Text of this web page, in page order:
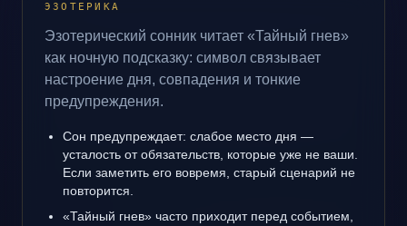
ЭЗОТЕРИКА
Эзотерический сонник читает «Тайный гнев»
как ночную подсказку: символ связывает
настроение дня, совпадения и тонкие
предупреждения.
Сон предупреждает: слабое место дня —
усталость от обязательств, которые уже не ваши.
Если заметить его вовремя, старый сценарий не
повторится.
«Тайный гнев» часто приходит перед событием,